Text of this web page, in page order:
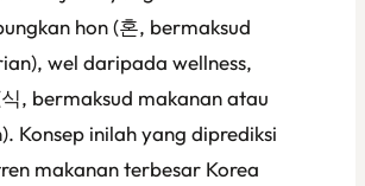
hon(혼, bermaksud
wel daripada wellness,
, bermaksud makanan atau
Konsep inilah yang diprediksi
makanan terbesar Korea